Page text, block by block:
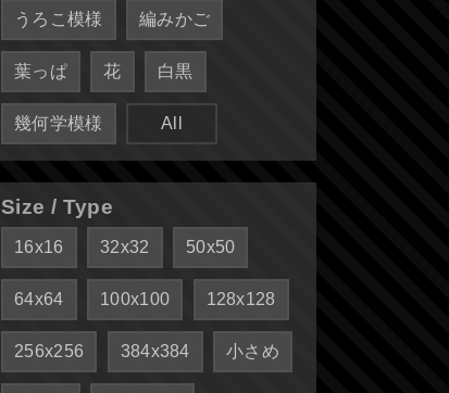
うろこ模様 編みかご
葉っぱ 花 白黒
幾何学模様 All
Size / Type
16x16 32x32 50x50
64x64 100x100 128x128
256x256 384x384 小さめ